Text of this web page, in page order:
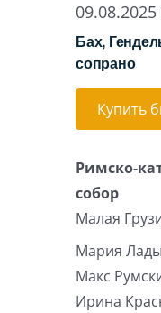
09.08.2025
Бах,
сопрано
Купить
Римско-
собор
Малая
Мария
Макс
Ирина